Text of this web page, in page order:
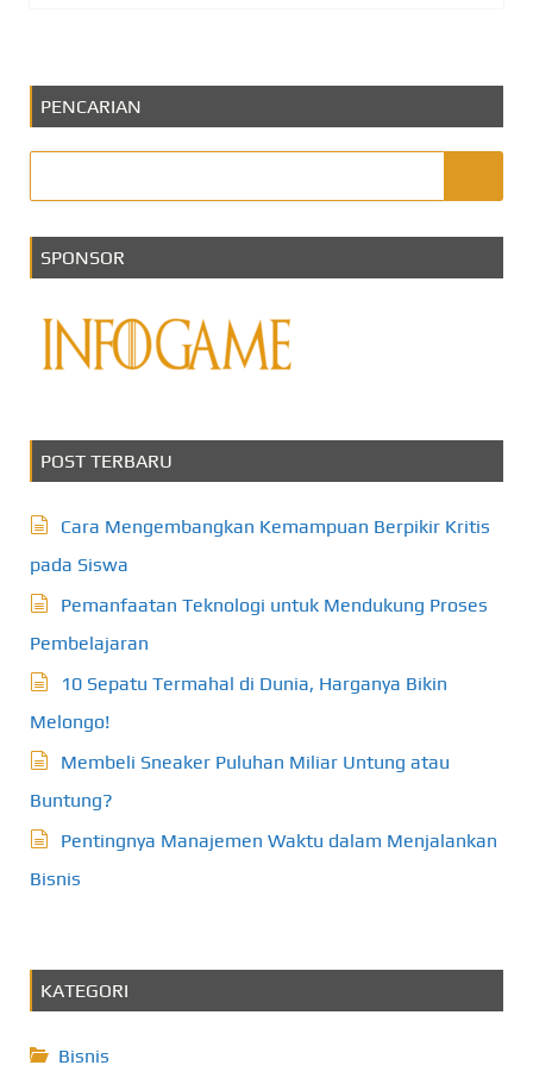
PENCARIAN
SPONSOR
POST TERBARU
Cara Mengembangkan Kemampuan Berpikir Kritis
pada Siswa
Pemanfaatan Teknologi untuk Mendukung Proses
Pembelajaran
10 Sepatu Termahal di Dunia, Harganya Bikin
Melongo!
Membeli Sneaker Puluhan Miliar Untung atau
Buntung?
Pentingnya Manajemen Waktu dalam Menjalankan
Bisnis
KATEGORI
Bisnis